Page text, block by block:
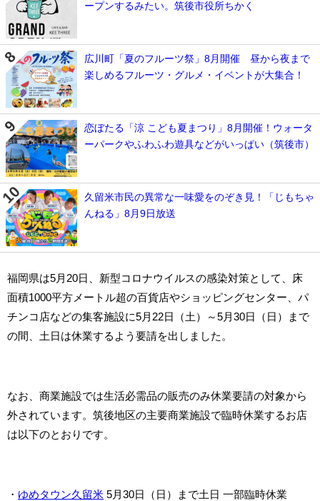
ープンするみたい。筑後市役所ちかく
広川町「夏のフルーツ祭」8月開催 昼から夜まで
楽しめるフルーツ・グルメ・イベントが大集合！
恋ぼたる「涼 こども夏まつり」8月開催！ウォータ
ーパークやふわふわ遊具などがいっぱい（筑後市）
久留米市民の異常な一味愛をのぞき見！「じもちゃ
んねる」8月9日放送
福岡県は5月20日、新型コロナウイルスの感染対策として、床
面積1000平方メートル超の百貨店やショッピングセンター、パ
チンコ店などの集客施設に5月22日（土）～5月30日（日）まで
の間、土日は休業するよう要請を出しました。
なお、商業施設では生活必需品の販売のみ休業要請の対象から
外されています。筑後地区の主要商業施設で臨時休業するお店
は以下のとおりです。
・ ゆめタウン久留米 5月30日（日）まで土日 一部臨時休業